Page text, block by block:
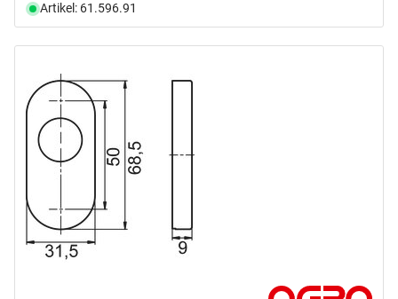
Artikel: 61.596.91